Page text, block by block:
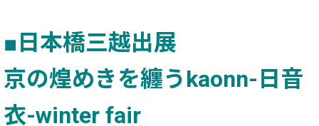
■日本橋三越出展
京の煌めきを纏うkaonn-日音
衣-winter fair